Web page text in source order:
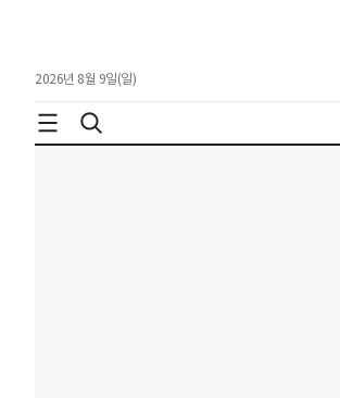
2026년 8월 9일(일)